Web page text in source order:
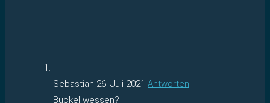
Sebastian 26. Juli 2021 Antworten
Buckel wessen?